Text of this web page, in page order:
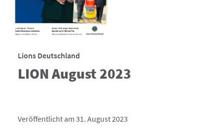
Lions Deutschland
LION August 2023
Veröffentlicht am 31. August 2023